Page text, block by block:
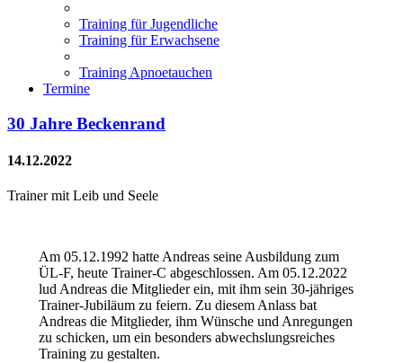
Training für Jugendliche
Training für Erwachsene
Training Apnoetauchen
Termine
30 Jahre Beckenrand
14.12.2022
Trainer mit Leib und Seele
Am 05.12.1992 hatte Andreas seine Ausbildung zum
ÜL-F, heute Trainer-C abgeschlossen. Am 05.12.2022
lud Andreas die Mitglieder ein, mit ihm sein 30-jähriges
Trainer-Jubiläum zu feiern. Zu diesem Anlass bat
Andreas die Mitglieder, ihm Wünsche und Anregungen
zu schicken, um ein besonders abwechslungsreiches
Training zu gestalten.